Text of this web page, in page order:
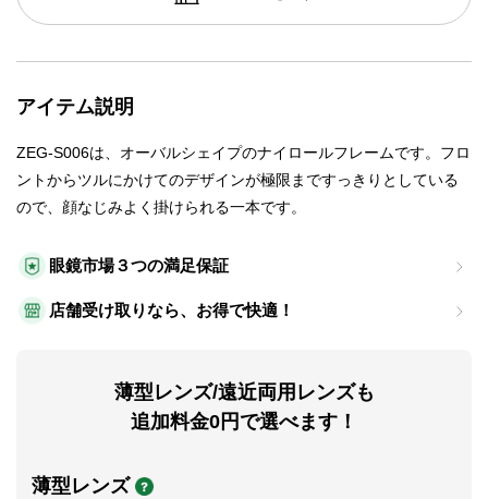
眼鏡市場３つの満足保証
店舗受け取りなら、お得で快適！
薄型レンズ/遠近両用レンズも
追加料金0円で選べます！
薄型レンズ
アイテム説明
ZEG-S006は、オーバルシェイプのナイロールフレームです。フロ
ントからツルにかけてのデザインが極限まですっきりとしている
ので、顔なじみよく掛けられる一本です。